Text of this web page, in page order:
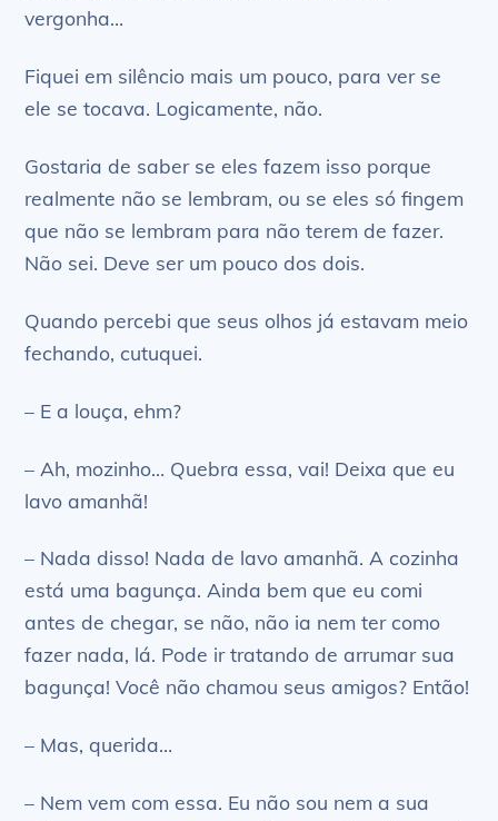
vergonha…
Fiquei em silêncio mais um pouco, para ver se
ele se tocava. Logicamente, não.
Gostaria de saber se eles fazem isso porque
realmente não se lembram, ou se eles só fingem
que não se lembram para não terem de fazer.
Não sei. Deve ser um pouco dos dois.
Quando percebi que seus olhos já estavam meio
fechando, cutuquei.
– E a louça, ehm?
– Ah, mozinho… Quebra essa, vai! Deixa que eu
lavo amanhã!
– Nada disso! Nada de lavo amanhã. A cozinha
está uma bagunça. Ainda bem que eu comi
antes de chegar, se não, não ia nem ter como
fazer nada, lá. Pode ir tratando de arrumar sua
bagunça! Você não chamou seus amigos? Então!
– Mas, querida…
– Nem vem com essa. Eu não sou nem a sua